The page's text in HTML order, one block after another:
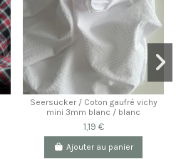
Seersucker / Coton gaufré vichy
mini 3mm blanc / blanc
1,19 €
Ajouter au panier